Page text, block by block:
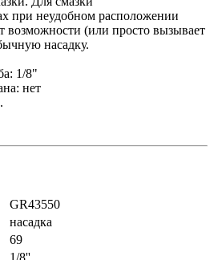
при неудобном расположении
возможности (или просто вызывает
насадку.
1/8"
нет
GR43550
насадка
69